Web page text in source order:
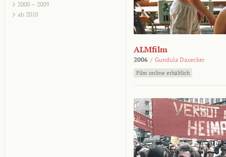
2000 – 2009
ab 2010
ALMfilm
2006 / Gundula Daxecker
Film online erhältlich